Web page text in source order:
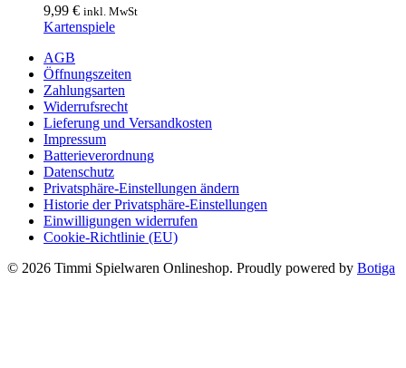
9,99 € inkl. MwSt
Kartenspiele
AGB
Öffnungszeiten
Zahlungsarten
Widerrufsrecht
Lieferung und Versandkosten
Impressum
Batterieverordnung
Datenschutz
Privatsphäre-Einstellungen ändern
Historie der Privatsphäre-Einstellungen
Einwilligungen widerrufen
Cookie-Richtlinie (EU)
© 2026 Timmi Spielwaren Onlineshop. Proudly powered by Botiga